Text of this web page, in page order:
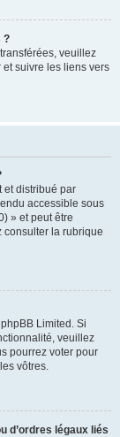
?
veuillez
suivre les liens vers
et distribué par
accessible sous
» et peut être
consulter la rubrique
Limited. Si
veuillez
pourrez voter pour
vôtres.
d’ordres légaux liés